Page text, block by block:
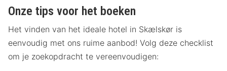
Onze tips voor het boeken
Het vinden van het ideale hotel in Skælskør is
eenvoudig met ons ruime aanbod! Volg deze checklist
om je zoekopdracht te vereenvoudigen: